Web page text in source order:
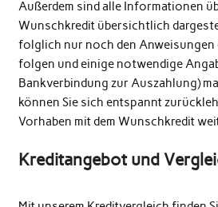
Außerdem sind alle Informationen
Wunschkredit übersichtlich
folglich nur noch den
folgen und einige notwendige
Bankverbindung zur Auszahlung)
können Sie sich entspannt
Vorhaben mit dem Wunschkredit
Kreditangebot und